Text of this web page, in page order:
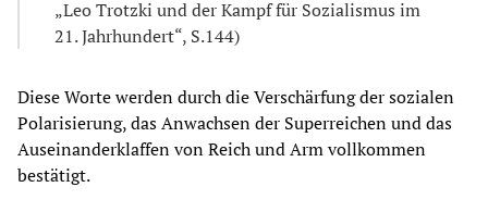
„Leo Trotzki und der Kampf für Sozialismus im
21. Jahrhundert“, S.144)
Diese Worte werden durch die Verschärfung der sozialen
Polarisierung, das Anwachsen der Superreichen und das
Auseinanderklaffen von Reich und Arm vollkommen
bestätigt.